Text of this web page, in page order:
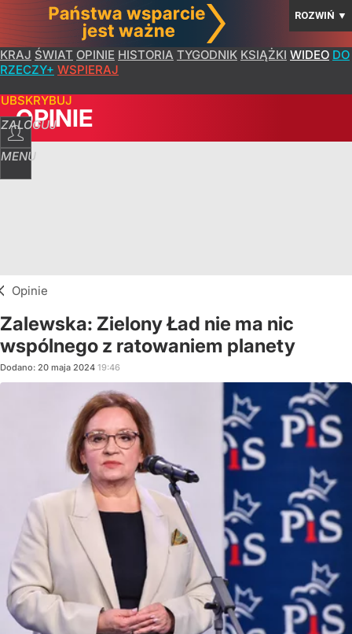
ROZWIŃ ▼
KRAJ ŚWIAT OPINIE HISTORIA TYGODNIK KSIĄŻKI WIDEO DO
RZECZY+ WSPIERAJ
ZALOGUJ
MENU
OPINIE
Opinie
Zalewska: Zielony Ład nie ma nic
wspólnego z ratowaniem planety
Dodano: 20 maja 2024 19:46